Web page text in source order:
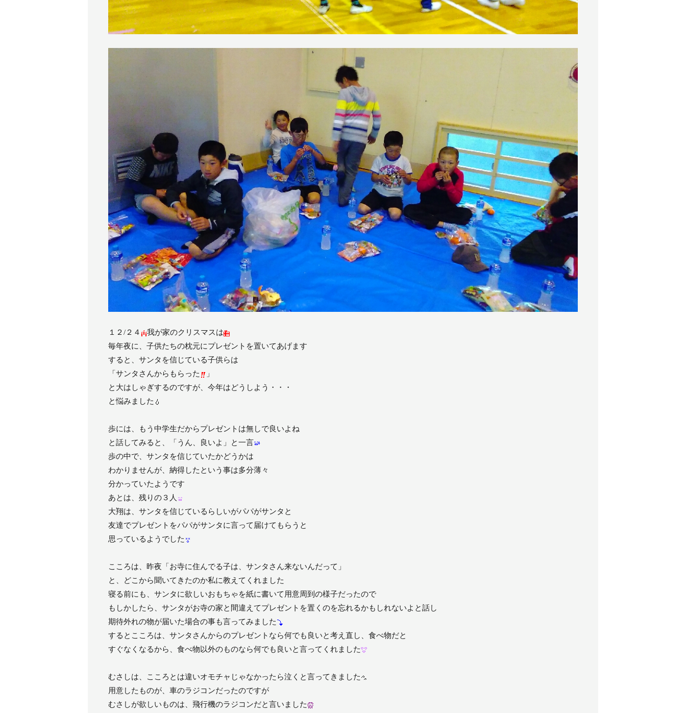
１２/２４
我が家のクリスマスは
毎年夜に、子供たちの枕元にプレゼントを置いてあげます
すると、サンタを信じている子供らは
「サンタさんからもらった
」
と大はしゃぎするのですが、今年はどうしよう・・・
と悩みました
歩には、もう中学生だからプレゼントは無しで良いよね
と話してみると、「うん、良いよ」と一言
歩の中で、サンタを信じていたかどうかは
わかりませんが、納得したという事は多分薄々
分かっていたようです
あとは、残りの３人
大翔は、サンタを信じているらしいがパパがサンタと
友達でプレゼントをパパがサンタに言って届けてもらうと
思っているようでした
こころは、昨夜「お寺に住んでる子は、サンタさん来ないんだって」
と、どこから聞いてきたのか私に教えてくれました
寝る前にも、サンタに欲しいおもちゃを紙に書いて用意周到の様子だったので
もしかしたら、サンタがお寺の家と間違えてプレゼントを置くのを忘れるかもしれないよと話し
期待外れの物が届いた場合の事も言ってみました
するとこころは、サンタさんからのプレゼントなら何でも良いと考え直し、食べ物だと
すぐなくなるから、食べ物以外のものなら何でも良いと言ってくれました
むさしは、こころとは違いオモチャじゃなかったら泣くと言ってきました
用意したものが、車のラジコンだったのですが
むさしが欲しいものは、飛行機のラジコンだと言いました